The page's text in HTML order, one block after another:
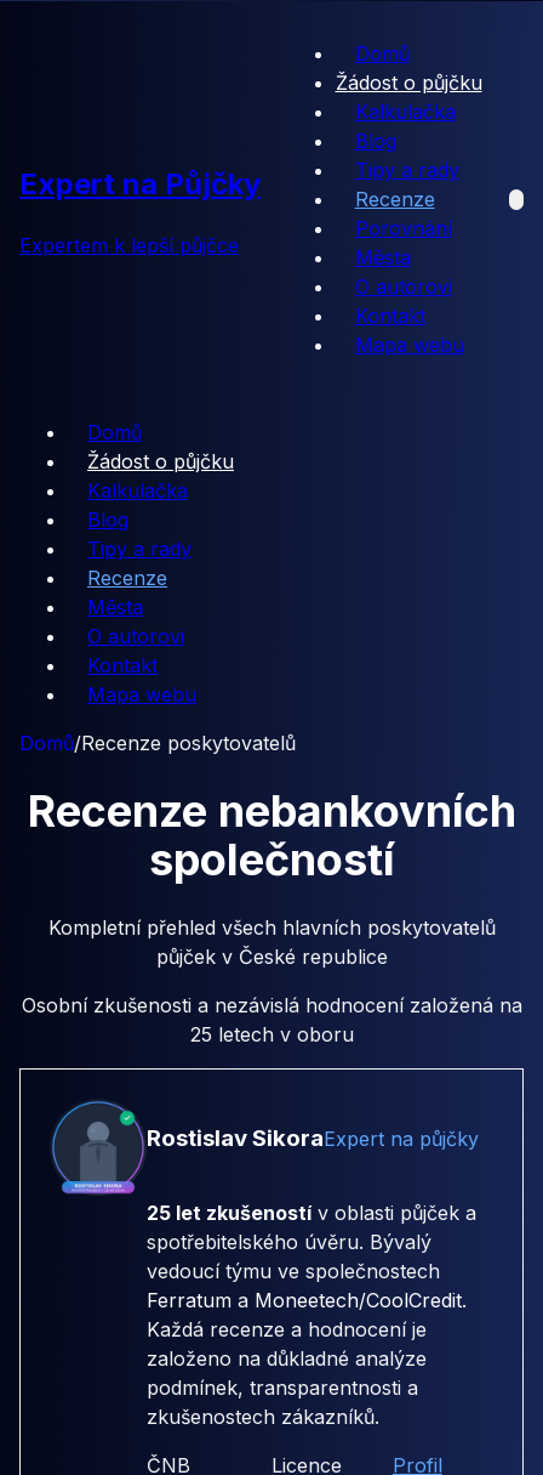
Expert na Půjčky
Expertem k lepší půjčce
Domů
Žádost o půjčku
Kalkulačka
Blog
Tipy a rady
Recenze
Porovnání
Města
O autorovi
Kontakt
Mapa webu
Domů
Žádost o půjčku
Kalkulačka
Blog
Tipy a rady
Recenze
Města
O autorovi
Kontakt
Mapa webu
Domů/Recenze poskytovatelů
Recenze nebankovních
společností
Kompletní přehled všech hlavních poskytovatelů
půjček v České republice
Osobní zkušenosti a nezávislá hodnocení založená na
25 letech v oboru
Rostislav SikoraExpert na půjčky
25 let zkušenostív oblasti půjček a
spotřebitelského úvěru. Bývalý
vedoucí týmu ve společnostech
Ferratum a Moneetech/CoolCredit.
Každá recenze a hodnocení je
založeno na důkladné analýze
podmínek, transparentnosti a
zkušenostech zákazníků.
ČNB
Licence
Profil